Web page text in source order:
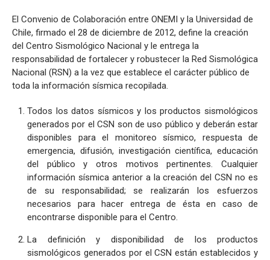
El Convenio de Colaboración entre ONEMI y la Universidad de
Chile, firmado el 28 de diciembre de 2012, define la creación
del Centro Sismológico Nacional y le entrega la
responsabilidad de fortalecer y robustecer la Red Sismológica
Nacional (RSN) a la vez que establece el carácter público de
toda la información sísmica recopilada.
Todos los datos sísmicos y los productos sismológicos
generados por el CSN son de uso público y deberán estar
disponibles para el monitoreo sísmico, respuesta de
emergencia, difusión, investigación científica, educación
del público y otros motivos pertinentes. Cualquier
información sísmica anterior a la creación del CSN no es
de su responsabilidad; se realizarán los esfuerzos
necesarios para hacer entrega de ésta en caso de
encontrarse disponible para el Centro.
La definición y disponibilidad de los productos
sismológicos generados por el CSN están establecidos y